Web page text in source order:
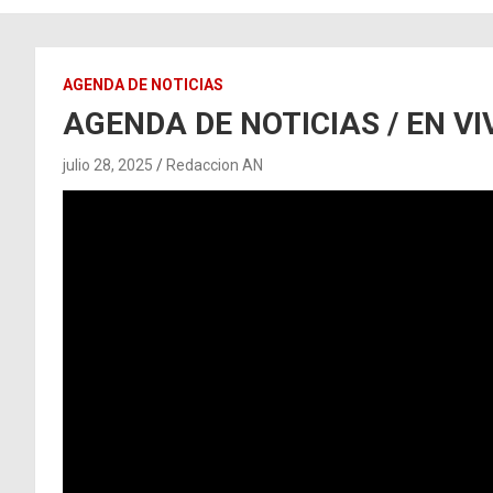
AGENDA DE NOTICIAS
AGENDA DE NOTICIAS / EN
julio 28, 2025 Redaccion AN